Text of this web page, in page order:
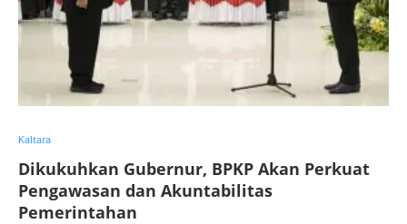
Kaltara
Dikukuhkan Gubernur, BPKP Akan Perkuat
Pengawasan dan Akuntabilitas
Pemerintahan